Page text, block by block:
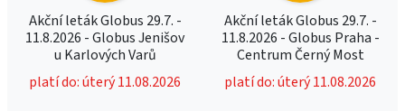
Akční leták Globus 29.7. -
11.8.2026 - Globus Jenišov
u Karlových Varů
platí do: úterý 11.08.2026
Akční leták Globus 29.7. -
11.8.2026 - Globus Praha -
Centrum Černý Most
platí do: úterý 11.08.2026